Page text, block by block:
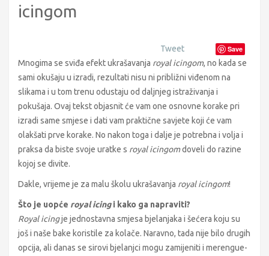
icingom
Tweet Save
Mnogima se sviđa efekt ukrašavanja royal icingom, no kada se
sami okušaju u izradi, rezultati nisu ni približni viđenom na
slikama i u tom trenu odustaju od daljnjeg istraživanja i
pokušaja. Ovaj tekst objasnit će vam one osnovne korake pri
izradi same smjese i dati vam praktične savjete koji će vam
olakšati prve korake. No nakon toga i dalje je potrebna i volja i
praksa da biste svoje uratke s royal icingomdoveli do razine
kojoj se divite.
Dakle, vrijeme je za malu školu ukrašavanja royal icingom!
Što je uopće royal icingi kako ga napraviti?
Royal icingje jednostavna smjesa bjelanjaka i šećera koju su
još i naše bake koristile za kolače. Naravno, tada nije bilo drugih
opcija, ali danas se sirovi bjelanjci mogu zamijeniti i merengue-